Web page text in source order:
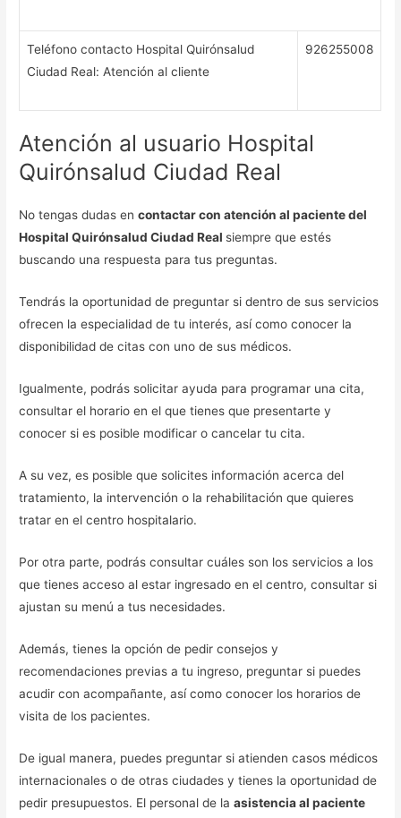
Teléfono contacto Hospital Quirónsalud
Ciudad Real: Atención al cliente
926255008
Atención al usuario Hospital
Quirónsalud Ciudad Real
No tengas dudas encontactar con atención al paciente del
Hospital Quirónsalud Ciudad Real siempre que estés
buscando una respuesta para tus preguntas.
Tendrás la oportunidad de preguntar si dentro de sus servicios
ofrecen la especialidad de tu interés, así como conocer la
disponibilidad de citas con uno de sus médicos.
Igualmente, podrás solicitar ayuda para programar una cita,
consultar el horario en el que tienes que presentarte y
conocer si es posible modificar o cancelar tu cita.
A su vez, es posible que solicites información acerca del
tratamiento, la intervención o la rehabilitación que quieres
tratar en el centro hospitalario.
Por otra parte, podrás consultar cuáles son los servicios a los
que tienes acceso al estar ingresado en el centro, consultar si
ajustan su menú a tus necesidades.
Además, tienes la opción de pedir consejos y
recomendaciones previas a tu ingreso, preguntar si puedes
acudir con acompañante, así como conocer los horarios de
visita de los pacientes.
De igual manera, puedes preguntar si atienden casos médicos
internacionales o de otras ciudades y tienes la oportunidad de
pedir presupuestos. El personal de laasistencia al paciente